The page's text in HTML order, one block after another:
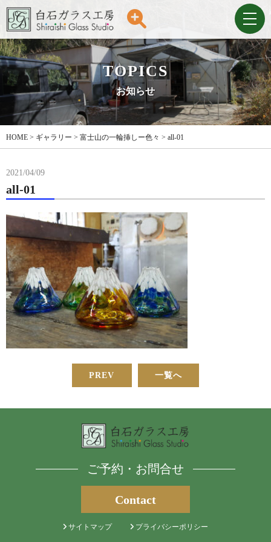
TOPICS
お知らせ
HOME > ギャラリー > 富士山の一輪挿しー色々 > all-01
2021/04/09
all-01
PREV 一覧へ
ご予約・お問合せ
Contact
サイトマップ プライバシーポリシー